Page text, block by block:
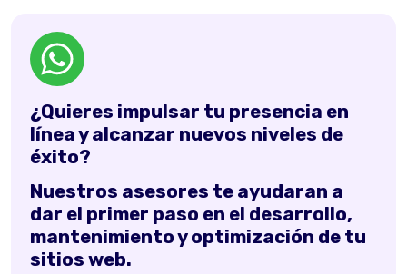
¿Quieres impulsar tu presencia en
línea y alcanzar nuevos niveles de
éxito?
Nuestros asesores te ayudaran a
dar el primer paso en el desarrollo,
mantenimiento y optimización de tu
sitios web.